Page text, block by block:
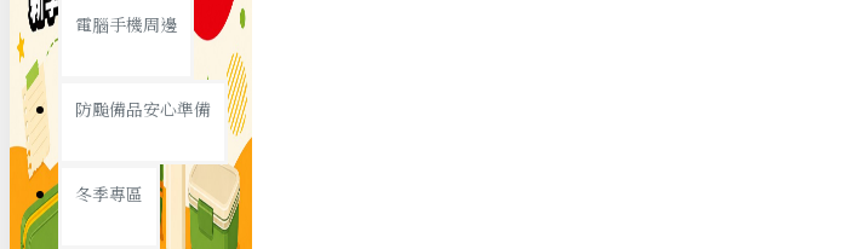
節慶熱賣
電腦手機周邊
防颱備品安心準備
冬季專區